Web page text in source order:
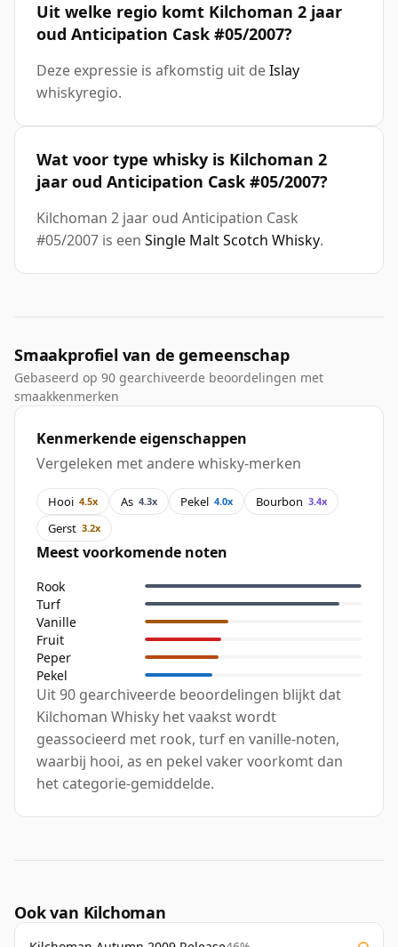
Uit welke regio komt Kilchoman 2 jaar
oud Anticipation Cask #05/2007?
Deze expressie is afkomstig uit deIslay
whiskyregio.
Wat voor type whisky is Kilchoman 2
jaar oud Anticipation Cask #05/2007?
Kilchoman 2 jaar oud Anticipation Cask
#05/2007 is een Single Malt Scotch Whisky.
Smaakprofiel van de gemeenschap
Gebaseerd op 90 gearchiveerde beoordelingen met
smaakkenmerken
Kenmerkende eigenschappen
Vergeleken met andere whisky-merken
Hooi 4.5x As 4.3x Pekel 4.0x Bourbon 3.4x
Gerst 3.2x
Meest voorkomende noten
Rook
Turf
Vanille
Fruit
Peper
Pekel
Uit 90 gearchiveerde beoordelingen blijkt dat
Kilchoman Whisky het vaakst wordt
geassocieerd met rook, turf en vanille-noten,
waarbij hooi, as en pekel vaker voorkomt dan
het categorie-gemiddelde.
Ook van Kilchoman